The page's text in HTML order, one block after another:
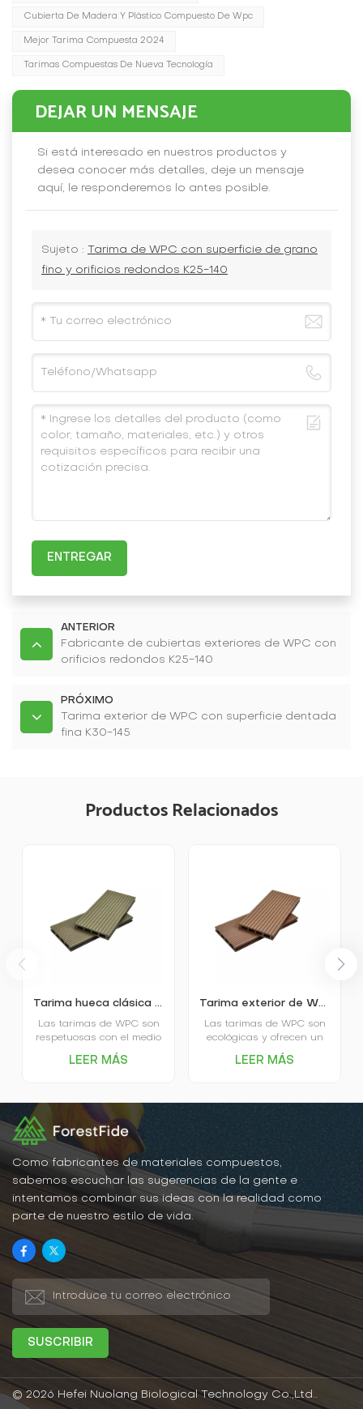
Cubierta De Madera Y Plástico Compuesto De Wpc
Mejor Tarima Compuesta 2024
Tarimas Compuestas De Nueva Tecnología
DEJAR UN MENSAJE
Si está interesado en nuestros productos y
desea conocer más detalles, deje un mensaje
aquí, le responderemos lo antes posible.
Sujeto :
Tarima de WPC con superficie de grano
fino y orificios redondos K25-140
ENTREGAR
ANTERIOR
Fabricante de cubiertas exteriores de WPC con
orificios redondos K25-140
PRÓXIMO
Tarima exterior de WPC con superficie dentada
fina K30-145
Productos Relacionados
Tarima hueca clásica de WPC para exteriores K25-150
Las tarimas de WPC son
respetuosas con el medio
ambiente, ofrecen un
excelente rendimiento
desgaste, ahorro de
tiempo y mano de obra,
una apariencia atractiva
y otras ventajas, siendo
adecuadas para una
variedad de ambientes
definitiva, las tarimas de
madera y plástico son un
material de revestimiento
muy recomendable.
LEER MÁS
Tarima exterior de WPC de poro cuadrado K25-150
Las tarimas de WPC son
ecológicas y ofrecen un
excelente rendimiento
ambiental, gran
entornos interiores y
exteriores. En general, las
tarimas de madera y
plástico son un material
LEER MÁS
Como fabricantes de materiales compuestos,
sabemos escuchar las sugerencias de la gente e
intentamos combinar sus ideas con la realidad como
parte de nuestro estilo de vida.
© 2026 Hefei Nuolang Biological Technology Co.,Ltd..